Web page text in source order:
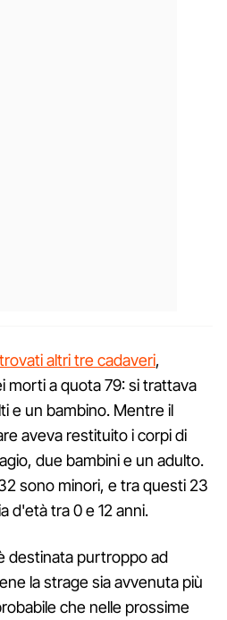
altri tre cadaveri,
morti a quota 79: si trattava
e un bambino. Mentre il
aveva restituito i corpi di
due bambini e un adulto.
sono minori, e tra questi 23
d'età tra 0 e 12 anni.
destinata purtroppo ad
la strage sia avvenuta più
che nelle prossime